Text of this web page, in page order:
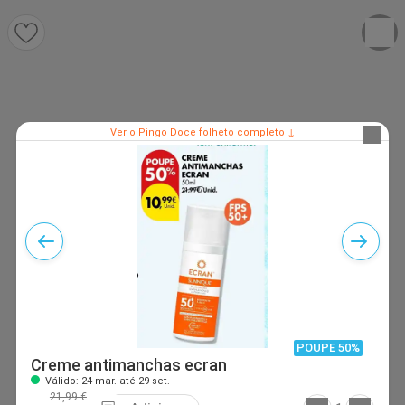
Ver o Pingo Doce folheto completo ↓
POUPE 50%
Creme antimanchas ecran
Válido: 24 mar. até 29 set.
21,99 €